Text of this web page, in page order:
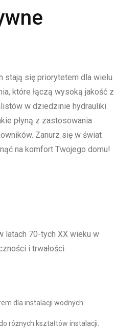
stają się priorytetem dla wielu
które łączą wysoką jakość z
w dziedzinie hydrauliki
płyną z zastosowania
Zanurz się w świat
na komfort Twojego domu!
latach 70-tych XX wieku w
i trwałości.
dla instalacji wodnych.
różnych kształtów instalacji.